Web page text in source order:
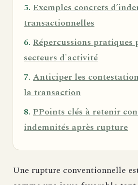
Exemples concrets
transactionnelles
Répercussions pratiques
secteurs d'activité
Anticiper les
la transaction
PPoints clés à retenir
indemnités après rupture
Une rupture conventionnelle